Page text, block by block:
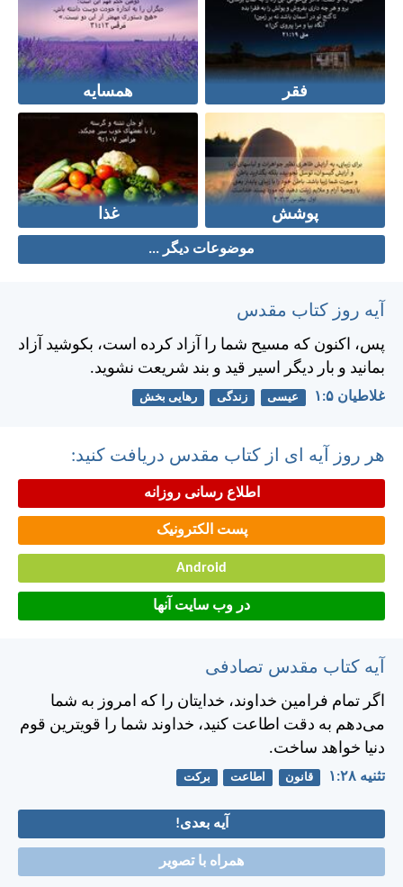
فقر همسایه
پوشش غذا
موضوعات دیگر ...
آیه روز کتاب مقدس
پس، اكنون كه مسيح شما را آزاد كرده است، بكوشيد آزاد
بمانيد و بار ديگر اسير قيد و بند شريعت نشويد.
غلاطيان ۵:‏۱ عیسی زندگی رهایی بخش
هر روز آیه ای از کتاب مقدس دریافت کنید:
اطلاع رسانی روزانه
پست الکترونیک
Android
در وب سایت آنها
آیه کتاب مقدس تصادفی
اگر تمام فرامين خداوند، خدايتان را كه امروز به شما
می‌دهم به دقت اطاعت كنيد، خداوند شما را قويترين قوم
دنيا خواهد ساخت.
تثنيه ۲۸:‏۱ قانون اطاعت برکت
آیه بعدی!
همراه با تصویر